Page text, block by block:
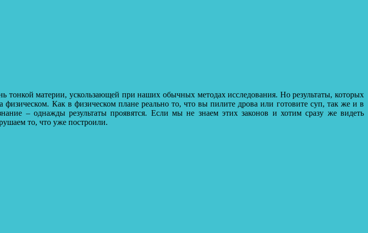
тонкой материи, ускользающей при наших обычных методах исследования. Но результаты, которых
физическом. Как в физическом плане реально то, что вы пилите дрова или готовите суп, так же и в
– однажды результаты проявятся. Если мы не знаем этих законов и хотим сразу же видеть
то, что уже построили.